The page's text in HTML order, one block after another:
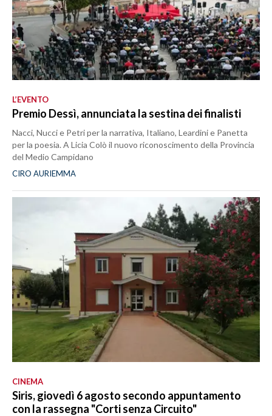
L’EVENTO
Premio Dessì, annunciata la sestina dei finalisti
Nacci, Nucci e Petri per la narrativa, Italiano, Leardini e Panetta
per la poesia. A Licia Colò il nuovo riconoscimento della Provincia
del Medio Campidano
CIRO AURIEMMA
CINEMA
Siris, giovedì 6 agosto secondo appuntamento
con la rassegna "Corti senza Circuito"